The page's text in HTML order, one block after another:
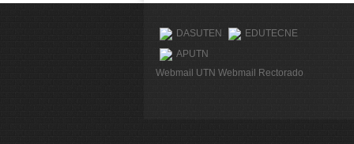
DASUTEN
EDUTECNE
APUTN
Webmail UTN Webmail Rectorado